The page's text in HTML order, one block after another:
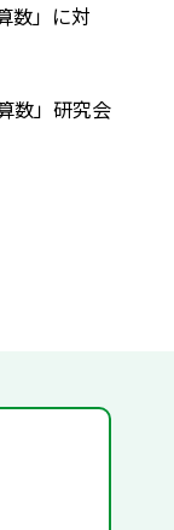
数」に対
数」研究会